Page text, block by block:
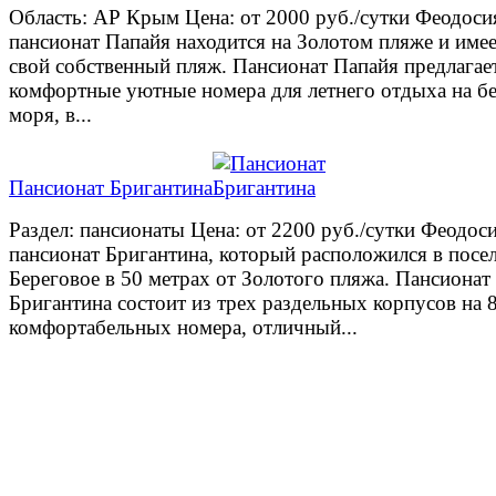
Область: АР Крым Цена: от 2000 руб./сутки
пансионат Папайя находится на Золотом пляже и
свой собственный пляж. Пансионат Папайя
комфортные уютные номера для летнего отдыха на
моря, в...
Пансионат Бригантина
Раздел: пансионаты Цена: от 2200 руб./сутки
пансионат Бригантина, который расположился в
Береговое в 50 метрах от Золотого пляжа. Пансионат
Бригантина состоит из трех раздельных корпусов на
комфортабельных номера, отличный...